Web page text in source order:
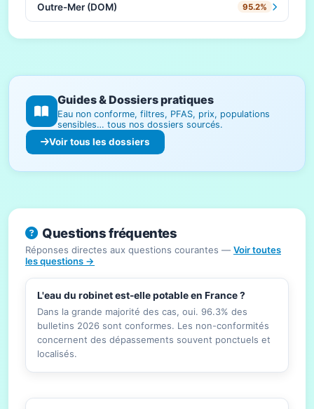
Outre-Mer (DOM) 95.2%
Guides & Dossiers pratiques
Eau non conforme, filtres, PFAS, prix, populations
sensibles… tous nos dossiers sourcés.
Voir tous les dossiers
Questions fréquentes
Réponses directes aux questions courantes — Voir toutes
les questions →
L'eau du robinet est-elle potable en France ?
Dans la grande majorité des cas, oui. 96.3% des
bulletins 2026 sont conformes. Les non-conformités
concernent des dépassements souvent ponctuels et
localisés.